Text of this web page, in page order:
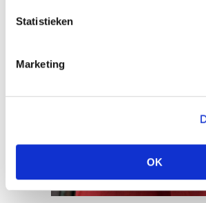
Statistieken
Marketing
OK
leggen kan ook digitaal